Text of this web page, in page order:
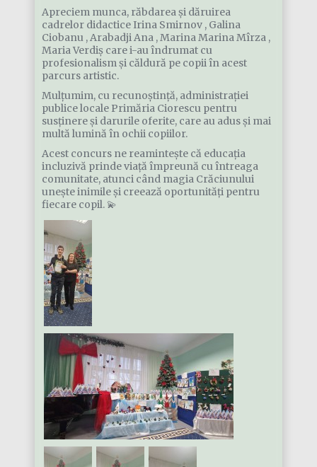
Apreciem munca, răbdarea și dăruirea
cadrelor didactice Irina Smirnov , Galina
Ciobanu , Arabadji Ana , Marina Marina Mîrza ,
Maria Verdiș care i-au îndrumat cu
profesionalism și căldură pe copii în acest
parcurs artistic.
Mulțumim, cu recunoștință, administrației
publice locale Primăria Ciorescu pentru
susținere și darurile oferite, care au adus și mai
multă lumină în ochii copiilor.
Acest concurs ne reamintește că educația
incluzivă prinde viață împreună cu întreaga
comunitate, atunci când magia Crăciunului
unește inimile și creează oportunități pentru
fiecare copil. 💫